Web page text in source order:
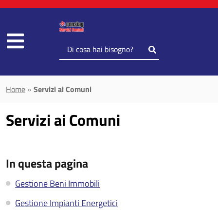
al contenuto principale
Inserisci
il
cercare
Home » Servizi ai Comuni
Servizi ai Comuni
In questa pagina
Gestione Beni Immobili
Gestione Impianti Energetici